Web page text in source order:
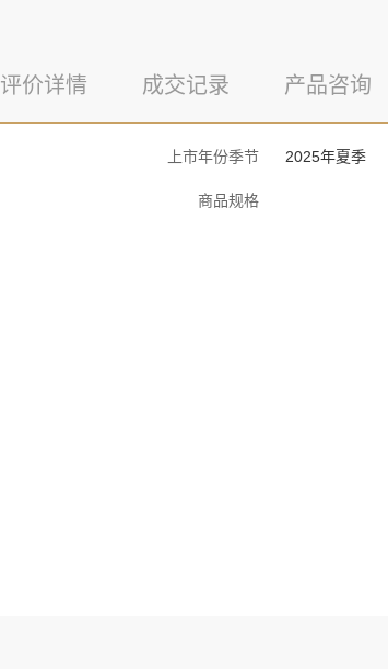
评价详情 成交记录 产品咨询
上市年份季节 2025年夏季
商品规格